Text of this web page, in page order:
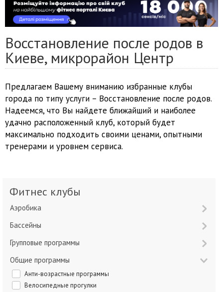
Восстановление после родов в
Киеве, микрорайон Центр
Предлагаем Вашему вниманию избранные клубы
города по типу услуги – Восстановление после родов.
Надеемся, что Вы найдете ближайший и наиболее
удачно расположенный клуб, который будет
максимально подходить своими ценами, опытными
тренерами и уровнем сервиса.
Фитнес клубы
Аэробика
Бассейны
Групповые программы
Общие программы
Анти-возрастные программы
Велосипедные прогулки